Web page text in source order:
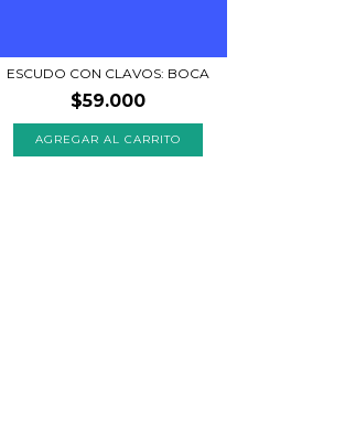
ESCUDO CON CLAVOS: BOCA
$59.000